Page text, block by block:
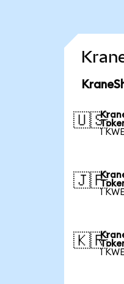
🇺🇸
1
🇯🇵
1
🇰🇷
1